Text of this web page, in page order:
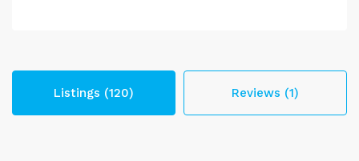
Listings (120) Reviews (1)